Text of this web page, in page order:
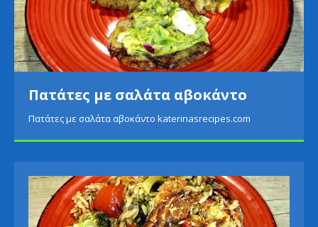
Πατάτες με σαλάτα αβοκάντο
Πατάτες με σαλάτα αβοκάντο katerinasrecipes.com